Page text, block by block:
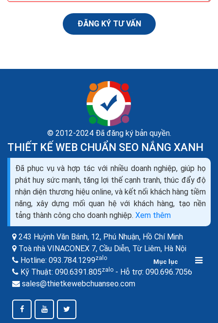
Mục lục
hiệu quả
Trong trường hợp bạn đầu tư tất cả tiền bạc vào quảng
cáo và sau đó đã có hàng trăm người ghé thăm
website, trung bình có 7/10 người sẽ không bao giờ...
ĐĂNG KÝ TƯ VẤN
© 2012-2024 Đã đăng ký bản quyền.
THIẾT KẾ WEB CHUẨN SEO NẮNG XANH
Đã phục vụ và hợp tác với nhiều doanh nghiệp, giúp họ
phát huy sức mạnh, tăng lợi thế cạnh tranh, thúc đẩy độ
nhận diện thương hiệu online, và kết nối khách hàng tiềm
năng, xây dựng mối quan hệ với khách hàng, tạo nền
tảng thành công cho doanh nghiệp. Xem thêm
243 Huỳnh Văn Bánh, 12, Phú Nhuận, Hồ Chí Minh
Toà nhà VINACONEX 7, Cầu Diễn, Từ Liêm, Hà Nội
Hotline: 093.784.1299zalo
Kỹ Thuật: 090.6391.805zalo - Hỗ trợ: 090.696.7056
sales@thietkewebchuanseo.com